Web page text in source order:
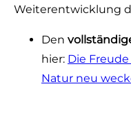
Weiterentwicklung
Den
hier: Die
Natur neu